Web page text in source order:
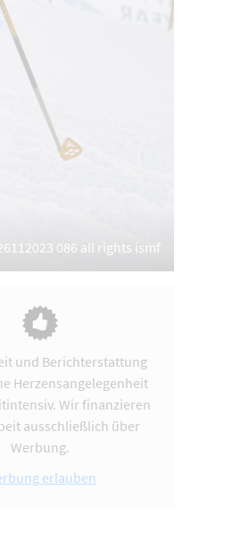
086 all rights ismf
und Berichterstattung
Herzensangelegenheit
Wir finanzieren
ausschließlich über
Werbung.
erlauben